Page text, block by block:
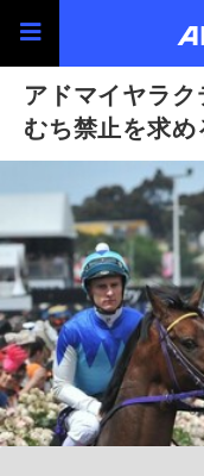
アドマイヤラク
むち禁止を求め